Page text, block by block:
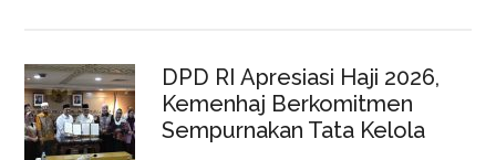
DPD RI Apresiasi Haji 2026,
Kemenhaj Berkomitmen
Sempurnakan Tata Kelola